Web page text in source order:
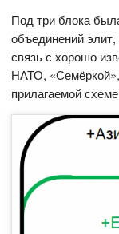
Под три блока
объединений
связь с хорошо
НАТО,
прилагаемой